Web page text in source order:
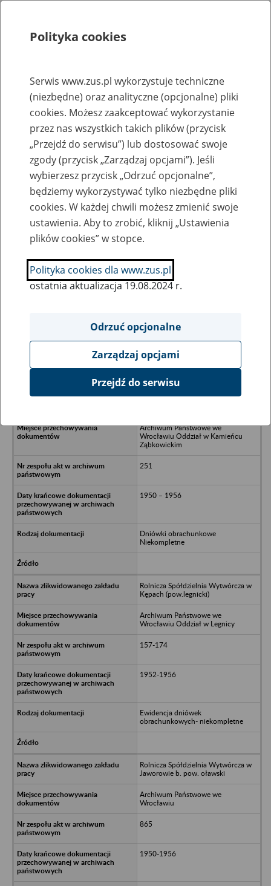
Rejestry, ewidencje i archiwa
Baza zlikwidowanych lub
przekształconych zakładów pracy
Nazwa zakładu pracy:
SZUKAJ
Ukryj wszystkie pozycje bazy
Rolnicza Spółdzielnia Wytwórcza w
Archiwum Państwowe we
Wrocławiu Oddział w Kamieńcu
Ząbkowickim
251
1950 – 1956
Dniówki obrachunkowe
Niekompletne
Rolnicza Spółdzielnia Wytwórcza w
Kępach (pow.legnicki)
Archiwum Państwowe we
Wrocławiu Oddział w Legnicy
157-174
1952-1956
Ewidencja dniówek
obrachunkowych- niekompletne
Rolnicza Spółdzielnia Wytwórcza w
Jaworowie b. pow. oławski
Archiwum Państwowe we
Wrocławiu
865
1950-1956
Polityka cookies
Serwis www.zus.pl wykorzystuje techniczne
(niezbędne) oraz analityczne (opcjonalne) pliki
cookies. Możesz zaakceptować wykorzystanie
przez nas wszystkich takich plików (przycisk
„Przejdź do serwisu”) lub dostosować swoje
zgody (przycisk „Zarządzaj opcjami”). Jeśli
wybierzesz przycisk „Odrzuć opcjonalne”,
będziemy wykorzystywać tylko niezbędne pliki
cookies. W każdej chwili możesz zmienić swoje
ustawienia. Aby to zrobić, kliknij „Ustawienia
plików cookies” w stopce.
Polityka cookies dla www.zus.pl
ostatnia aktualizacja 19.08.2024 r.
Odrzuć opcjonalne
Zarządzaj opcjami
Przejdź do serwisu